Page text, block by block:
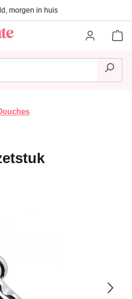
morgen in huis